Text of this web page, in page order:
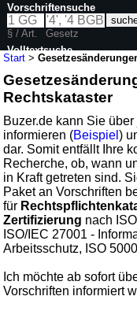
Start >
Rechtskataster
Buzer.de kann Sie
informieren (Beispiel)
dar. Somit entfällt Ihre
Recherche, ob, wann
in Kraft getreten sind.
Paket an Vorschriften
für
Zertifizierung nach
ISO/IEC 27001 -
Arbeitsschutz, ISO
Ich möchte ab sofort
Vorschriften informiert
Vorschriftensuche
§ / Art.
Gesetz
Volltextsuche